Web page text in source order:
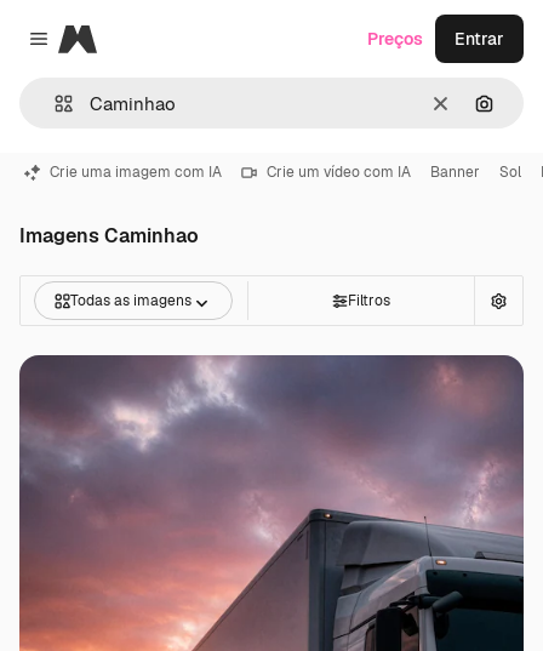
Close menu
Magnific
Limpar
Preços Entrar
Crie uma imagem com IA Crie um vídeo com IA Banner Sol
Imagens Caminhao
Todas as imagens Filtros